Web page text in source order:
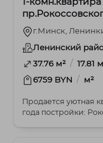
г.Минск,
Ленинский
37.76 м² / 17.81
6759 BYN / м²
Продается уютная